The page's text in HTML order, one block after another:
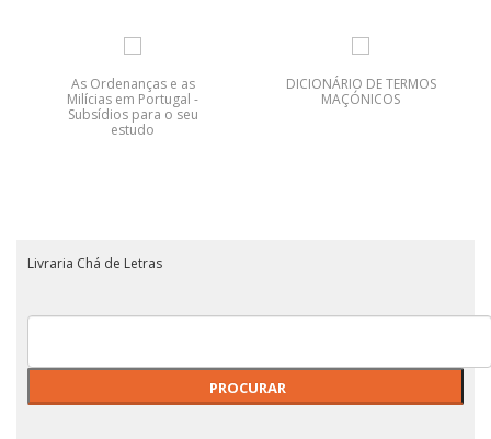
As Ordenanças e as
Milícias em Portugal -
Subsídios para o seu
estudo
DICIONÁRIO DE TERMOS
MAÇÓNICOS
Livraria Chá de Letras